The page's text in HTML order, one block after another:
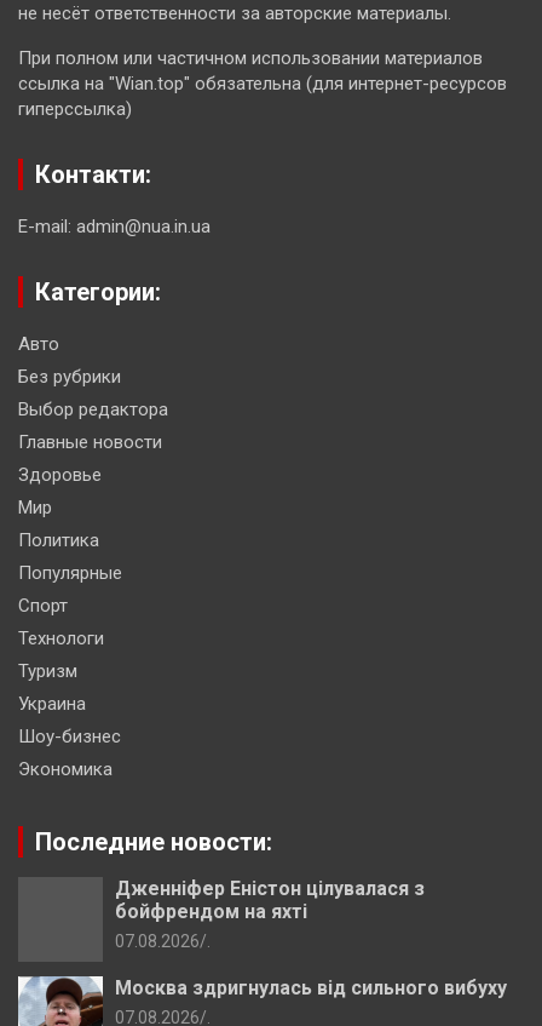
не несёт ответственности за авторские материалы.
При полном или частичном использовании материалов
ссылка на "Wian.top" обязательна (для интернет-ресурсов
гиперссылка)
Контакти:
E-mail: admin@nua.in.ua
Категории:
Авто
Без рубрики
Выбор редактора
Главные новости
Здоровье
Мир
Политика
Популярные
Спорт
Технологи
Туризм
Украина
Шоу-бизнес
Экономика
Последние новости:
Дженніфер Еністон цілувалася з
бойфрендом на яхті
07.08.2026
Москва здригнулась від сильного вибуху
07.08.2026